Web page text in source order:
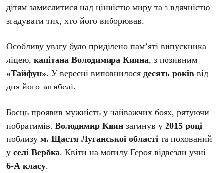
дітям замислитися над цінністю миру та з вдячністю
згадувати тих, хто його виборював.
Особливу увагу було приділено пам’яті випускника
ліцею,капітана Володимира Кияна, з позивним
«Тайфун». У вересні виповнилосядесять років від
дня його загибелі.
Боєць проявив мужність у найважчих боях, рятуючи
побратимів.Володимир Киян загинув у2015 році
поблизум. Щастя Луганської області та похований
уселі Вербка. Квіти на могилу Героя відвезли учні
6-А класу.